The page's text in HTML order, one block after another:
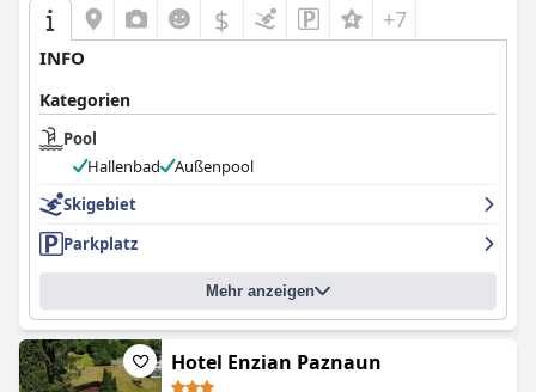
$ +7
INFO
Kategorien
Pool
Hallenbad
Außenpool
Skigebiet
Parkplatz
Mehr anzeigen
Hotel Enzian Paznaun